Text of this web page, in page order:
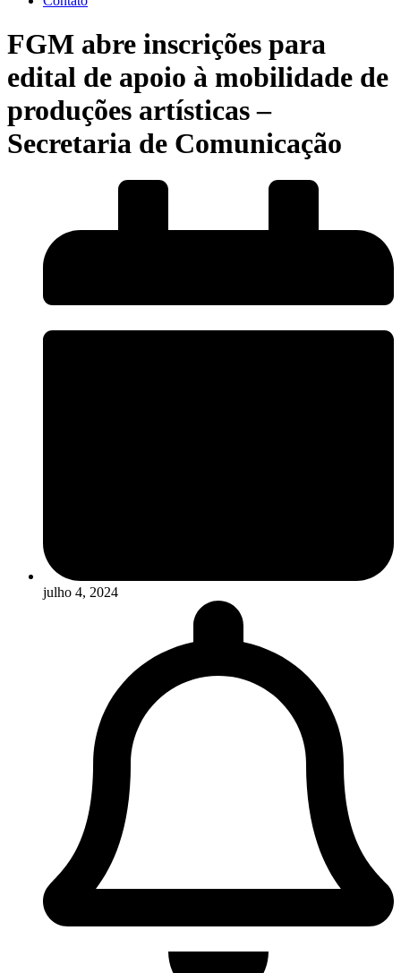
FGM abre inscrições para
edital de apoio à mobilidade de
produções artísticas –
Secretaria de Comunicação
julho 4, 2024